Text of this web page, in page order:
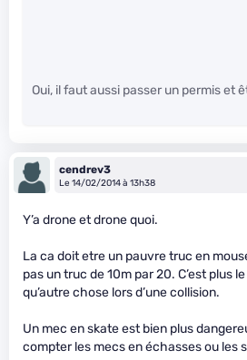
Oui, il faut aussi passer un permis et
cendrev3
Le 14/02/2014 à 13h38
Y’a drone et drone quoi.
La ca doit etre un pauvre truc en
pas un truc de 10m par 20. C’est plus
qu’autre chose lors d’une collision.
Un mec en skate est bien plus
compter les mecs en échasses ou les